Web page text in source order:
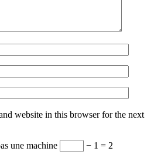
website in this browser for the next
une machine − 1 = 2